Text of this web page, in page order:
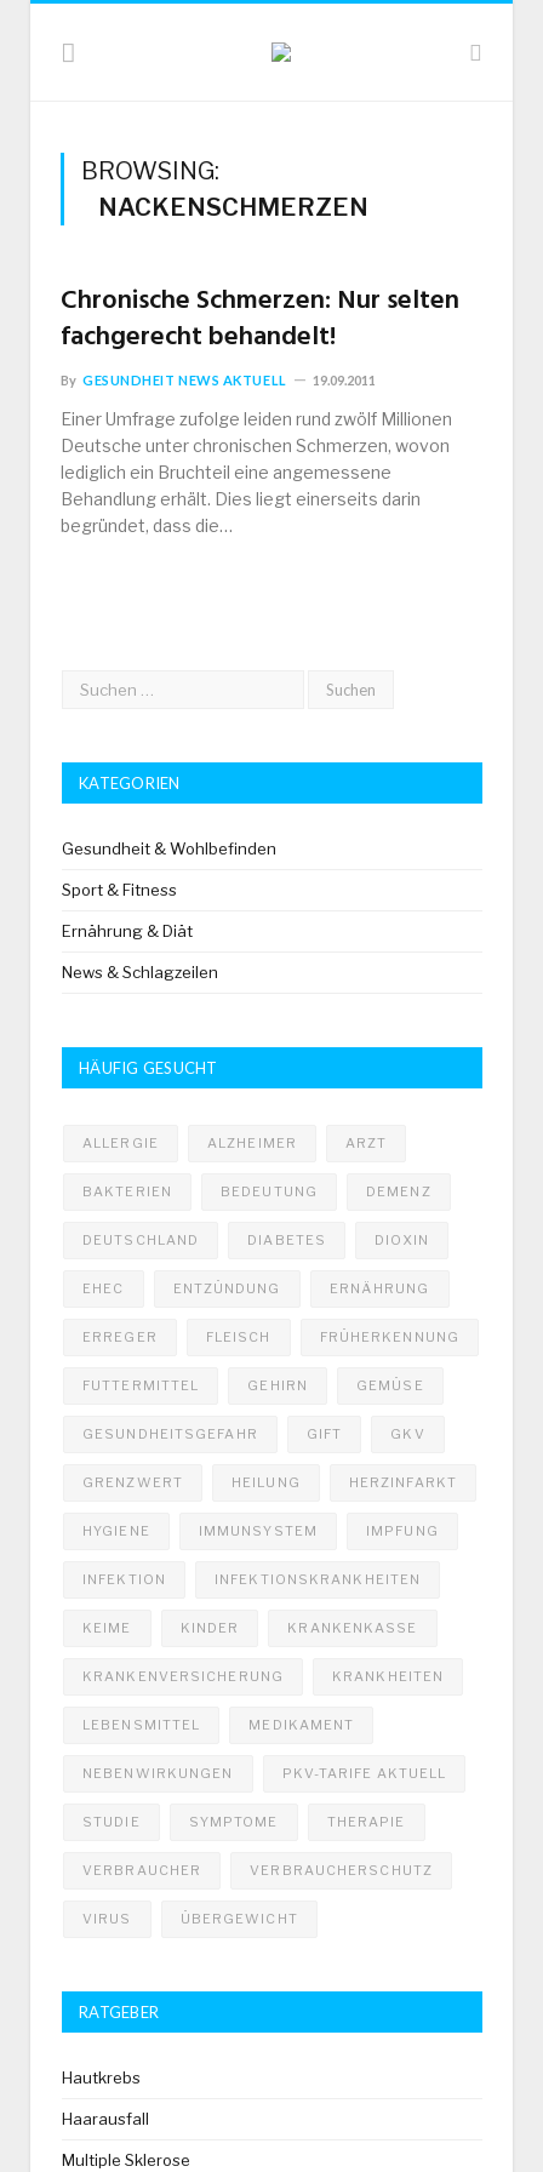
BROWSING:
NACKENSCHMERZEN
Chronische Schmerzen: Nur selten
fachgerecht behandelt!
By GESUNDHEIT NEWS AKTUELL 19.09.2011
Einer Umfrage zufolge leiden rund zwölf Millionen
Deutsche unter chronischen Schmerzen, wovon
lediglich ein Bruchteil eine angemessene
Behandlung erhält. Dies liegt einerseits darin
begründet, dass die…
KATEGORIEN
Gesundheit & Wohlbefinden
Sport & Fitness
Ernährung & Diät
News & Schlagzeilen
HÄUFIG GESUCHT
ALLERGIE ALZHEIMER ARZT
BAKTERIEN BEDEUTUNG DEMENZ
DEUTSCHLAND DIABETES DIOXIN
EHEC ENTZÜNDUNG ERNÄHRUNG
ERREGER FLEISCH FRÜHERKENNUNG
FUTTERMITTEL GEHIRN GEMÜSE
GESUNDHEITSGEFAHR GIFT GKV
GRENZWERT HEILUNG HERZINFARKT
HYGIENE IMMUNSYSTEM IMPFUNG
INFEKTION INFEKTIONSKRANKHEITEN
KEIME KINDER KRANKENKASSE
KRANKENVERSICHERUNG KRANKHEITEN
LEBENSMITTEL MEDIKAMENT
NEBENWIRKUNGEN PKV-TARIFE AKTUELL
STUDIE SYMPTOME THERAPIE
VERBRAUCHER VERBRAUCHERSCHUTZ
VIRUS ÜBERGEWICHT
RATGEBER
Hautkrebs
Haarausfall
Multiple Sklerose